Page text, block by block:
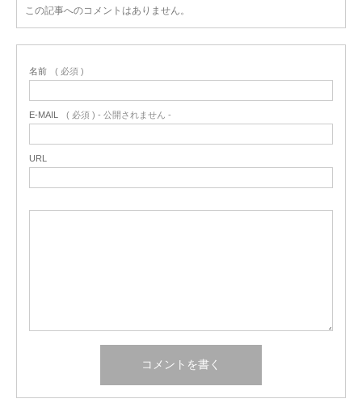
この記事へのコメントはありません。
名前 ( 必須 )
E-MAIL ( 必須 ) - 公開されません -
URL